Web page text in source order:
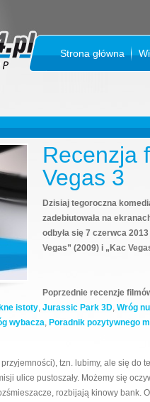
Strona główna
Recenzja
Vegas 3
Dzisiaj tegoroczna
zadebiutowała na
odbyła się 7 czerwca
Vegas” (2009) i „Kac
Poprzednie recenzje
istoty, Jurassic Park 3D, Wróg
wybacza, Poradnik pozytywnego
tzn. lubimy, ale się do
ulice pustoszały. Możemy się
rozbijają kinowy bank.